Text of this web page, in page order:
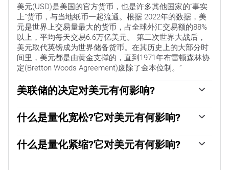
美元(USD)是美国的官方货币，也是许多其他国家的“事实
上”货币，与当地纸币一起流通。根据 2022年的数据，美
元是世界上交易量最大的货币，占全球外汇交易额的88%
以上，平均每天交易6.6万亿美元。 第二次世界大战后，
美元取代英镑成为世界储备货币。在其历史上的大部分时
间里，美元都是由黄金支撑的，直到1971年布雷顿森林协
定(Bretton Woods Agreement)废除了金本位制。”
美联储的决定对美元有何影响?
联储(Fed)决定的。美联储有两项任务:实现物价稳定(控制
通胀)和促进充分就业。它实现这两个目标的主要工具是调
标时，美联储将加息，这有助于美元升值。当通货膨胀率
什么是量化宽松?它对美元有何影响?
政策。量化宽松是美联储在陷入困境的金融体系中大幅增
加信贷流动的过程。这是一种非标准的政策措施，用于信
什么是量化紧缩?它对美元有何影响?